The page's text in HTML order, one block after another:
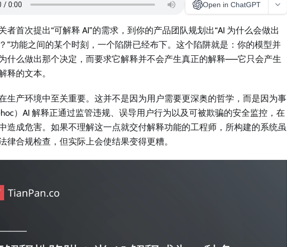
Open in ChatGPT
者首次提出“可解释 AI”的需求，到你的产品团队规划出“AI 为什么会做出
”功能之间的某个时刻，一个陷阱已经布下。这个陷阱就是：你的模型并
什么做出那个决定，而要求它解释并不会产生真正的解释——它只会产生
释的文本。
生产环境中至关重要。这并不是因为用户需要更深奥的哲学，而是因为事
）AI 解释正通过监管违规、误导用户行为以及可被欺骗的安全监控，在
造成危害。如果不理解这一点就交付解释功能的工程师，所构建的系统虽
律合规检查，但实际上会使结果变得更糟。